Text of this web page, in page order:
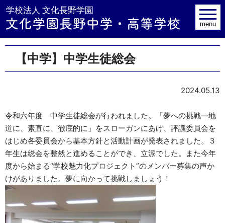
学校法人toggle
menu
【中学】中学生徒総会
2024.05.13
令和六年度 中学生徒総会が行われました。「夢への挑戦―地
道に、素直に、徹底的に」をスローガンにあげ、評議委員会を
はじめ各委員会から基本方針と活動計画が発表されました。３
年生は総会を整然と進めることができ、立派でした。また今年
度から始まる“学校魅力化プロジェクト”のメンバー募集の声か
けがありました。夢に向かって挑戦しましょう！